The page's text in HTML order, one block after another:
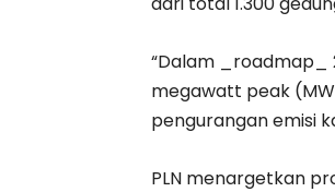
“Dalam _roadmap_
megawatt peak
pengurangan emisi
PLN menargetkan